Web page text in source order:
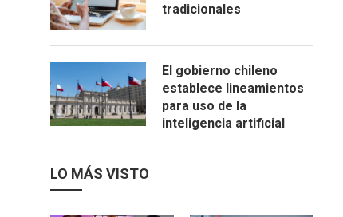
tradicionales
El gobierno chileno
establece lineamientos
para uso de la
inteligencia artificial
LO MÁS VISTO